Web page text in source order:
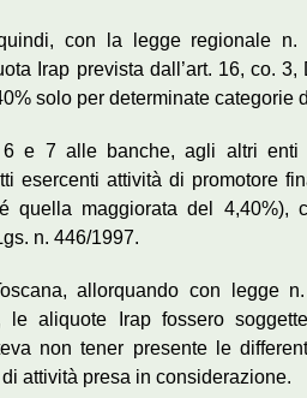
con la legge regionale
Irap prevista dall’art. 16, co.
solo per determinate categorie
6 e 7 alle banche, agli altri
esercenti attività di promotore
quella maggiorata del 4,40%),
n. 446/1997.
allorquando con legge
le aliquote Irap fossero
non tener presente le
attività presa in considerazione.